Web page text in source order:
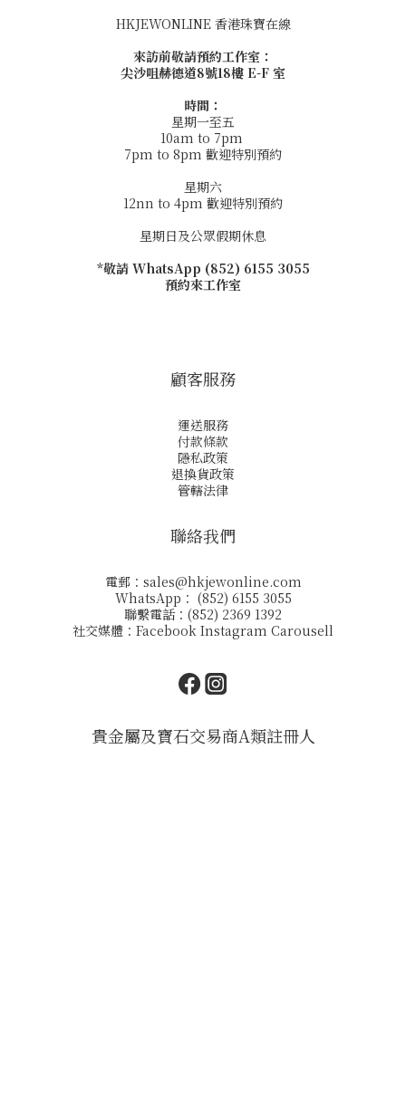
HKJEWONLINE 香港珠寶在線
來訪前敬請預約工作室：
尖沙咀赫德道8號18樓 E-F 室
時間：
星期一至五
10am to 7pm
7pm to 8pm 歡迎特別預約
星期六
12nn to 4pm 歡迎特別預約
星期日及公眾假期休息
*敬請 WhatsApp (852) 6155 3055
預約來工作室
顧客服務
運送服務
付款條款
隱私政策
退換貨政策
管轄法律
聯絡我們
電郵： sales@hkjewonline.com
WhatsApp： (852) 6155 3055
聯繫電話：(852) 2369 1392
社交媒體： Facebook Instagram Carousell
貴金屬及寶石交易商A類註冊人